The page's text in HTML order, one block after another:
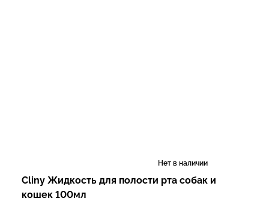
Нет в наличии
Cliny Жидкость для полости рта собак и
кошек 100мл